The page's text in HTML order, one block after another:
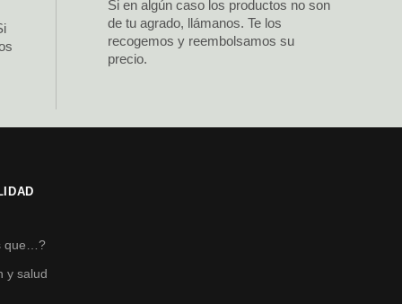
Si en algún caso los productos no son
de tu agrado, llámanos. Te los
recogemos y reembolsamos su
precio.
que…?
y salud